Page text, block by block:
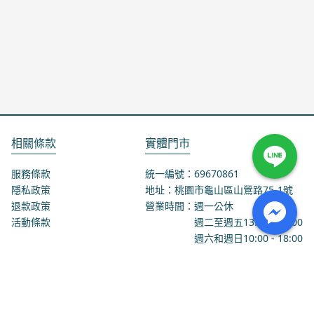
相關條款
服務條款
隱私政策
退款政策
活動條款
實體門市
統一編號：69670861
地址：桃園市龜山區山鶯路75-1號
營業時間：週一公休
週二至週五13:00 - 18:00
週六和週日10:00 - 18:00